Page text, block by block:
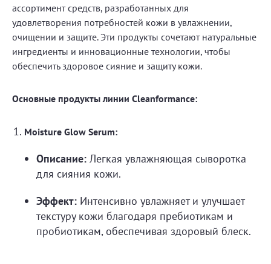
ассортимент средств, разработанных для
удовлетворения потребностей кожи в увлажнении,
очищении и защите. Эти продукты сочетают натуральные
ингредиенты и инновационные технологии, чтобы
обеспечить здоровое сияние и защиту кожи.
Основные продукты линии Cleanformance:
Moisture Glow Serum:
Описание: Легкая увлажняющая сыворотка
для сияния кожи.
Эффект: Интенсивно увлажняет и улучшает
текстуру кожи благодаря пребиотикам и
пробиотикам, обеспечивая здоровый блеск.